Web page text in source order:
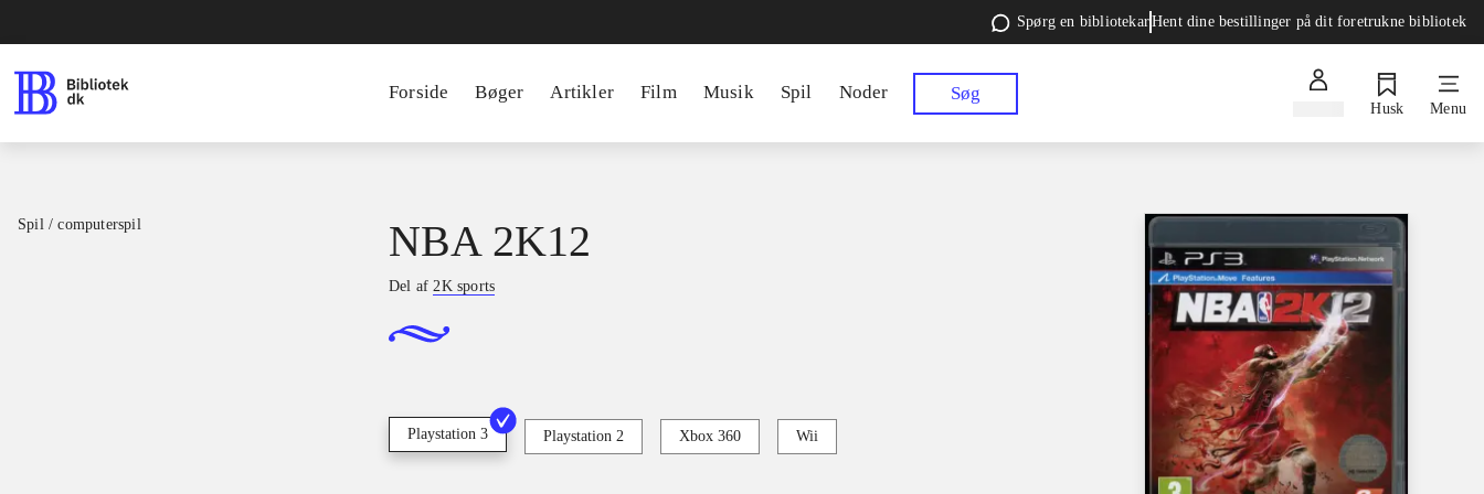
Spørg en bibliotekarHent dine bestillinger på dit foretrukne bibliotek
Forside Bøger Artikler Film Musik Spil Noder Søg
Husk Menu
Spil / computerspil NBA 2K12
Del af2K sports
Playstation 3 Playstation 2 Xbox 360 Wii